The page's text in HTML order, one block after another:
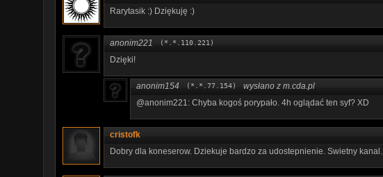
Rarytasik :) Dziękuję :)
anonim221 (*.*.110.221)
Dzięki!
anonim154 (*.*.77.154) wysłano z m.cda.pl
@anonim221: Chyba kogoś porypało. 4h oglądać ten syf? XD
cristofk
Dobry dla koneserow. Dziekuje bardzo za udostepnienie. Swietny kanal.